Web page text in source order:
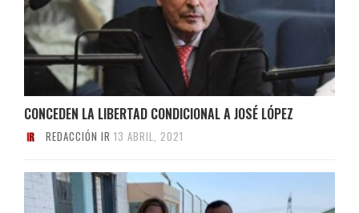
CONCEDEN LA LIBERTAD CONDICIONAL A JOSÉ LÓPEZ
REDACCIÓN IR 13 ABRIL, 2021